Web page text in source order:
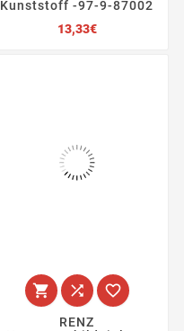
Kunststoff -97-9-87002
13,33€Preis
  
RENZ